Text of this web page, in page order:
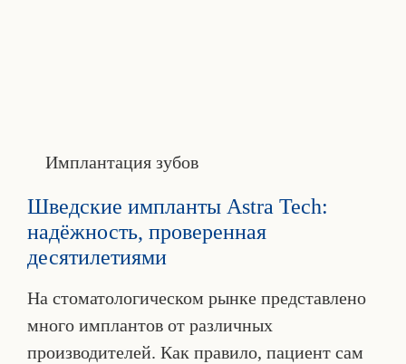
Имплантация зубов
Шведские импланты Astra Tech:
надёжность, проверенная
десятилетиями
На стоматологическом рынке представлено
много имплантов от различных
производителей. Как правило, пациент сам